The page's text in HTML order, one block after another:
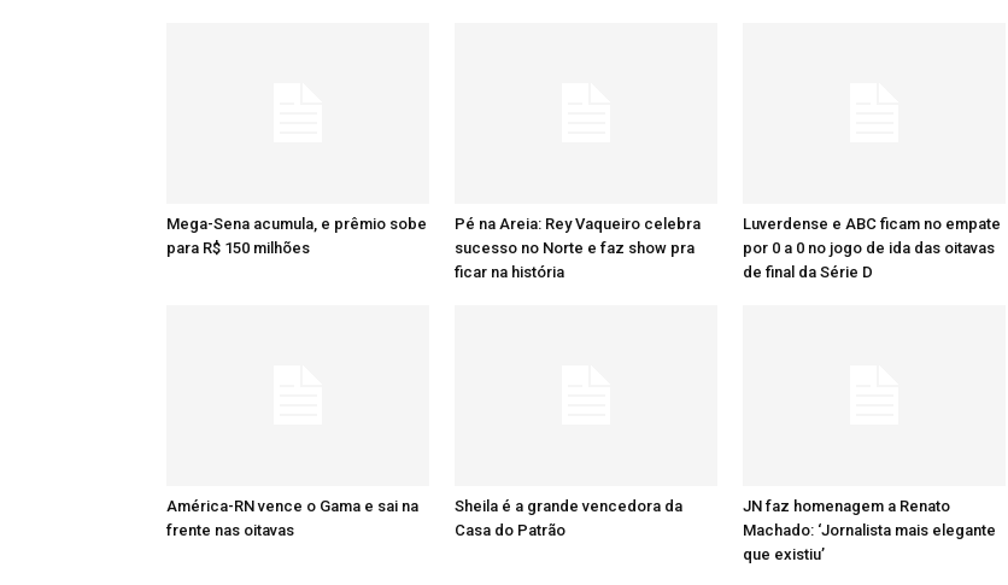
Mega-Sena acumula, e prêmio sobe
para R$ 150 milhões
Pé na Areia: Rey Vaqueiro celebra
sucesso no Norte e faz show pra
ficar na história
Luverdense e ABC ficam no empate
por 0 a 0 no jogo de ida das oitavas
de final da Série D
América-RN vence o Gama e sai na
frente nas oitavas
Sheila é a grande vencedora da
Casa do Patrão
JN faz homenagem a Renato
Machado: ‘Jornalista mais elegante
que existiu’